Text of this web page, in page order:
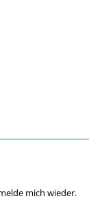
mich wieder.